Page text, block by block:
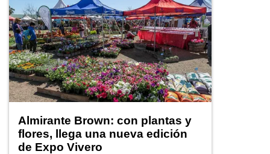
Almirante Brown: con plantas y
flores, llega una nueva edición
de Expo Vivero